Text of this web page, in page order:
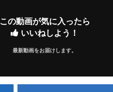
この動画が気に入ったら
いいねしよう！
最新動画をお届けします。